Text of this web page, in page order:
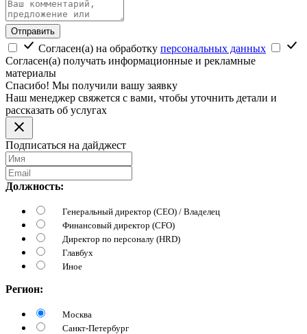
Отправить
Согласен(а) на обработку персональных данных
Согласен(а) получать информационные и рекламные
материалы
Спасибо! Мы получили вашу заявку
Наш менеджер свяжется с вами, чтобы уточнить детали и
рассказать об услугах
Подписаться на дайджест
Должность:
Генеральный директор (CEO) / Владелец
Финансовый директор (CFO)
Директор по персоналу (HRD)
Главбух
Иное
Регион:
Москва
Санкт-Петербург